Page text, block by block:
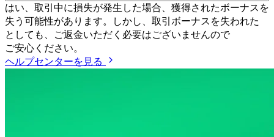
はい、 取引中に損失が発生した場合、 獲得されたボーナスを
失う 可能性があります。 しかし、 取引ボーナスを失われた
としても、 ご返金いただく 必要はございませんので
ご安心ください。
ヘルプセンターを見る